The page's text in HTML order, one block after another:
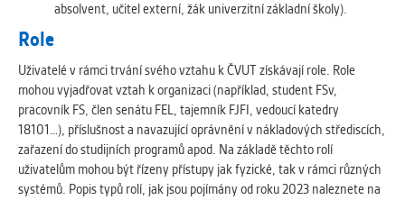
absolvent, učitel externí, žák univerzitní základní školy).
Role
Uživatelé v rámci trvání svého vztahu k ČVUT získávají role. Role
mohou vyjadřovat vztah k organizaci (například, student FSv,
pracovník FS, člen senátu FEL, tajemník FJFI, vedoucí katedry
18101…), příslušnost a navazující oprávnění v nákladových střediscích,
zařazení do studijních programů apod. Na základě těchto rolí
uživatelům mohou být řízeny přístupy jak fyzické, tak v rámci různých
systémů. Popis typů rolí, jak jsou pojímány od roku 2023 naleznete na